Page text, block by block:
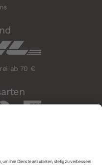
ab 70 €